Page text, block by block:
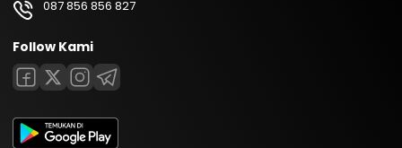
087 856 856 827
Follow Kami